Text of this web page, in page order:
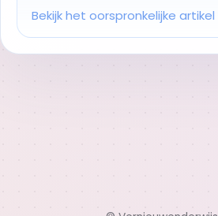
Bekijk het oorspronkelijke artikel